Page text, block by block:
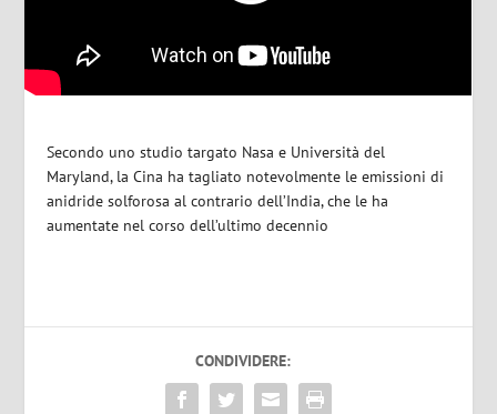
Secondo uno studio targato Nasa e Università del
Maryland, la Cina ha tagliato notevolmente le emissioni di
anidride solforosa al contrario dell’India, che le ha
aumentate nel corso dell’ultimo decennio
CONDIVIDERE: